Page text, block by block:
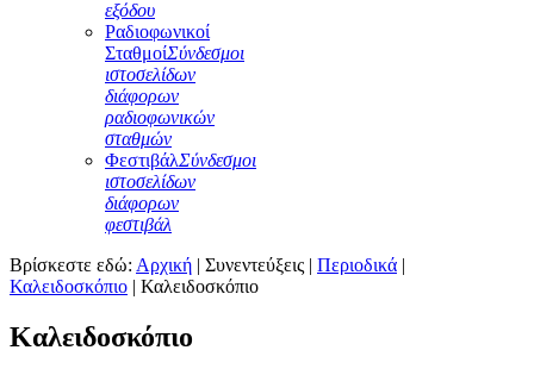
εξόδου
Ραδιοφωνικοί
ΣταθμοίΣύνδεσμοι
ιστοσελίδων
διάφορων
ραδιοφωνικών
σταθμών
ΦεστιβάλΣύνδεσμοι
ιστοσελίδων
διάφορων
φεστιβάλ
Βρίσκεστε εδώ: Αρχική | Συνεντεύξεις | Περιοδικά |
Καλειδοσκόπιο | Καλειδοσκόπιο
Καλειδοσκόπιο